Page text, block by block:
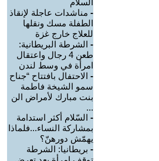
السلام
- مناشدات عاجلة لإنقاذ
الطفلة مسك ونقلها
للعلاج خارج غزة
- الشرطة البريطانية:
طعن 4 رجال واعتقال
امرأة في وسط لندن
- الاحتفال بافتتاح “جناح
سمو الشيخة فاطمة
بنت مبارك لأمراض الن
...
- السّلام أكثر استدامة
بمشاركة النساء...فلماذا
يهمّش دورهنّ؟
- بريطانيا: الشرطة